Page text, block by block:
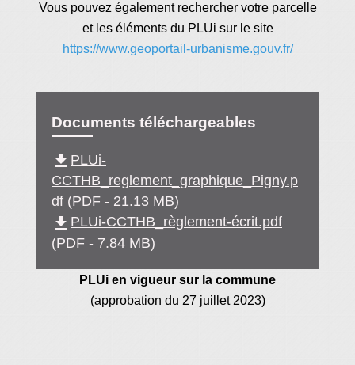
Vous pouvez également rechercher votre parcelle
et les éléments du PLUi sur le site
https://www.geoportail-urbanisme.gouv.fr/
Documents téléchargeables
file_download PLUi-
CCTHB_reglement_graphique_Pigny.p
df (PDF - 21.13 MB)
file_download PLUi-CCTHB_règlement-écrit.pdf
(PDF - 7.84 MB)
PLUi en vigueur sur la commune
(approbation du 27 juillet 2023)